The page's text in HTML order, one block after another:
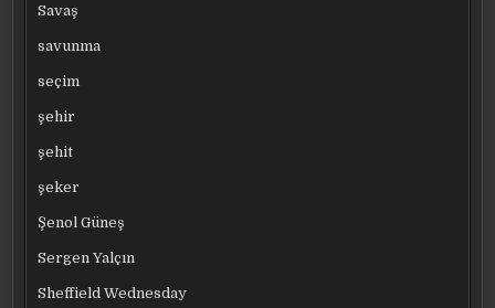
Savaş
savunma
seçim
şehir
şehit
şeker
Şenol Güneş
Sergen Yalçın
Sheffield Wednesday